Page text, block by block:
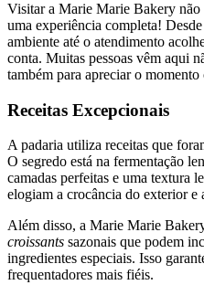
Visitar a Marie Marie Bakery não
uma experiência completa!
ambiente até o atendimento
conta. Muitas pessoas vêm aqui
também para apreciar o
Receitas Excepcionais
A padaria utiliza receitas que
O segredo está na fermentação
camadas perfeitas e uma textura
elogiam a crocância do exterior e
Além disso, a Marie Marie
croissants sazonais que podem
ingredientes especiais. Isso
frequentadores mais fiéis.